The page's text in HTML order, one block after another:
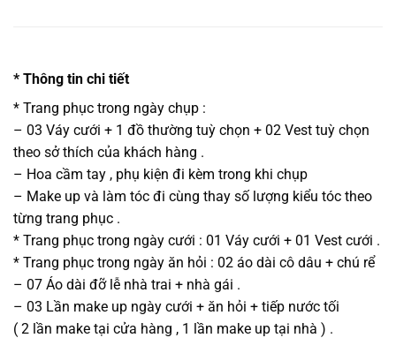
* Thông tin chi tiết
* Trang phục trong ngày chụp :
– 03 Váy cưới + 1 đồ thường tuỳ chọn + 02 Vest tuỳ chọn
theo sở thích của khách hàng .
– Hoa cầm tay , phụ kiện đi kèm trong khi chụp
– Make up và làm tóc đi cùng thay số lượng kiểu tóc theo
từng trang phục .
* Trang phục trong ngày cưới : 01 Váy cưới + 01 Vest cưới .
* Trang phục trong ngày ăn hỏi : 02 áo dài cô dâu + chú rể
– 07 Áo dài đỡ lễ nhà trai + nhà gái .
– 03 Lần make up ngày cưới + ăn hỏi + tiếp nước tối
( 2 lần make tại cửa hàng , 1 lần make up tại nhà ) .